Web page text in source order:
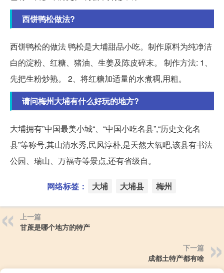
西饼鸭松做法?
西饼鸭松的做法 鸭松是大埔甜品小吃。制作原料为纯净洁
白的淀粉、红糖、猪油、生姜及陈皮碎末。 制作方法: 1、
先把生粉炒熟。 2、将红糖加适量的水煮稠,用粗。
请问梅州大埔有什么好玩的地方?
大埔拥有”中国最美小城“、“中国小吃名县”,“历史文化名
县”等称号,其山清水秀,民风淳朴,是天然大氧吧,该县有书法
公园、瑞山、万福寺等景点,还有省级自。
网络标签： 大埔 大埔县 梅州
上一篇
甘蔗是哪个地方的特产
下一篇
成都土特产都有啥